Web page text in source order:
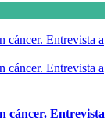
cáncer. Entrevista